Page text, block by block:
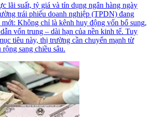
lãi suất, tỷ giá và tín dụng ngân hàng ngày
trái phiếu doanh nghiệp (TPDN) đang
Không chỉ là kênh huy động vốn bổ sung,
vốn trung – dài hạn của nền kinh tế. Tuy
tiêu này, thị trường cần chuyển mạnh từ
sang chiều sâu.